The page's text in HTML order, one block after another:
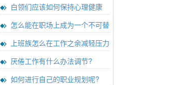
白领们应该如何保持心理健康
怎么能在职场上成为一个不可替
上班族怎么在工作之余减轻压力
厌倦工作有什么办法调节?
如何进行自己的职业规划呢?